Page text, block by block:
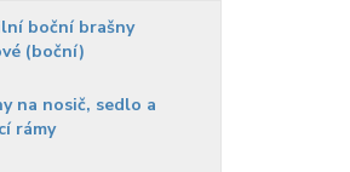
boční brašny
(boční)
na nosič, sedlo a
rámy